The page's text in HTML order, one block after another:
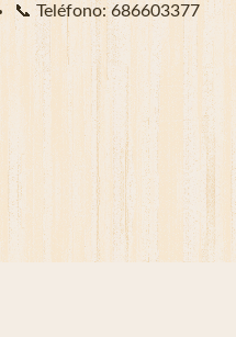
📞 Teléfono:686603377